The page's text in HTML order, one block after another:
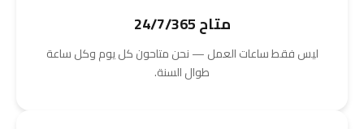
متاح 24/7/365
ليس فقط ساعات العمل — نحن متاحون كل يوم وكل ساعة
طوال السنة.